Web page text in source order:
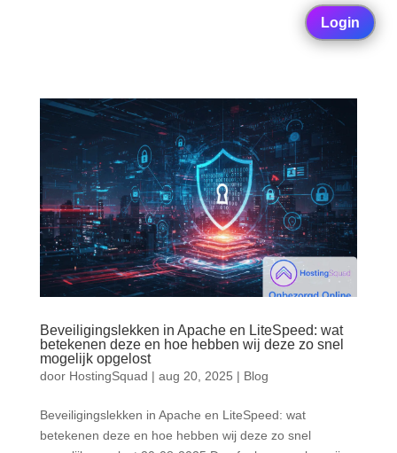
Login
Beveiligingslekken in Apache en LiteSpeed: wat
betekenen deze en hoe hebben wij deze zo snel
mogelijk opgelost
door HostingSquad | aug 20, 2025 | Blog
Beveiligingslekken in Apache en LiteSpeed: wat
betekenen deze en hoe hebben wij deze zo snel